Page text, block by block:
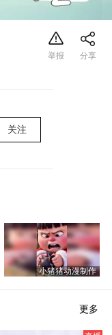
关注
小猪猪动漫制作
更多